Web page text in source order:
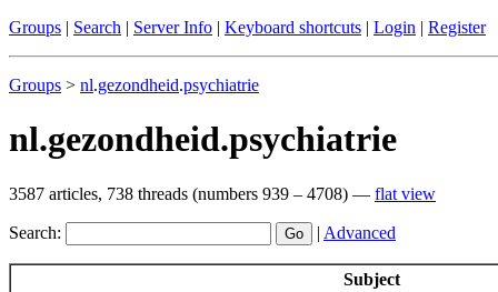
Groups | Search | Server Info | Keyboard shortcuts | Login | Register
Groups > nl.gezondheid.psychiatrie
nl.gezondheid.psychiatrie
3587 articles, 738 threads (numbers 939 – 4708) — flat view
Search: | Advanced
Subject